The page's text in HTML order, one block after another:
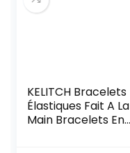
KELITCH Bracelets
Élastiques Fait A La
Main Bracelets En